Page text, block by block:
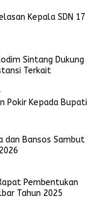
Kepala SDN 17
Sintang Dukung
Terkait
Pokir Kepada Bupati
dan Bansos Sambut
Pembentukan
Tahun 2025